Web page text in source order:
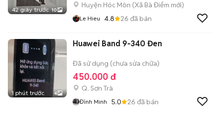
42 giây trước 10
Huyện Hóc Môn (Xã Bà Điểm mới)
Le Hieu 4.8 26 đã bán
1 phút trước 4
Huawei Band 9-340 Đen
Đã sử dụng (chưa sửa chữa)
450.000 đ
Q. Sơn Trà
Đình Minh 5.0 26 đã bán